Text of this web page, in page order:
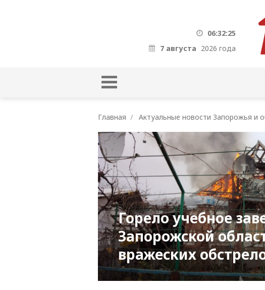
06:32:26
7 августа 2026 года
Главная Актуальные новости Запорожья и
Горело учебное
Запорожской
вражеских